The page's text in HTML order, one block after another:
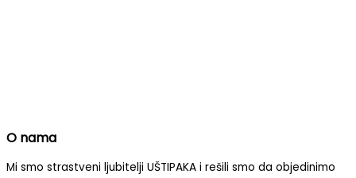
O nama
Mi smo strastveni ljubitelji UŠTIPAKA i rešili smo da objedinimo